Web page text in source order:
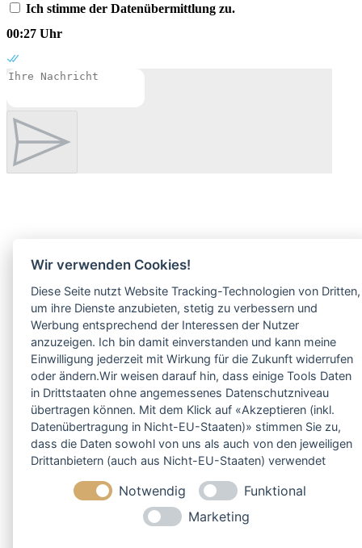
Ich stimme der Datenübermittlung zu.
00:27 Uhr
Wir verwenden Cookies!
Diese Seite nutzt Website Tracking-Technologien von Dritten,
um ihre Dienste anzubieten, stetig zu verbessern und
Werbung entsprechend der Interessen der Nutzer
anzuzeigen. Ich bin damit einverstanden und kann meine
Einwilligung jederzeit mit Wirkung für die Zukunft widerrufen
oder ändern.Wir weisen darauf hin, dass einige Tools Daten
in Drittstaaten ohne angemessenes Datenschutzniveau
übertragen können. Mit dem Klick auf «Akzeptieren (inkl.
Datenübertragung in Nicht-EU-Staaten)» stimmen Sie zu,
dass die Daten sowohl von uns als auch von den jeweiligen
Drittanbietern (auch aus Nicht-EU-Staaten) verwendet
selbstverständlich jederzeit ändern.
Notwendig
Funktional
Marketing